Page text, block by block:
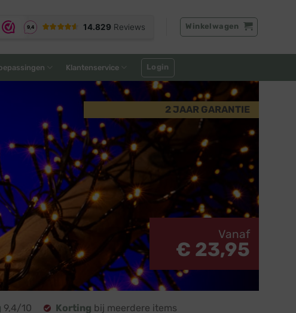
Winkelwagen
Klantenservice Login
2 JAAR GARANTIE
Vanaf
€ 23,95
9,4/10 Korting bij meerdere items